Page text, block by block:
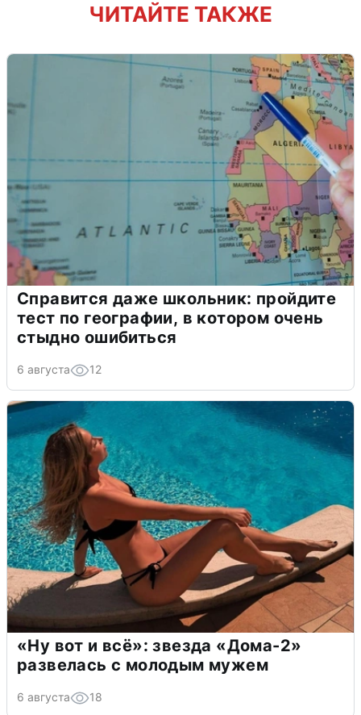
ЧИТАЙТЕ ТАКЖЕ
Справится даже школьник: пройдите
тест по географии, в котором очень
стыдно ошибиться
6 августа 12
«Ну вот и всё»: звезда «Дома-2»
развелась с молодым мужем
6 августа 18